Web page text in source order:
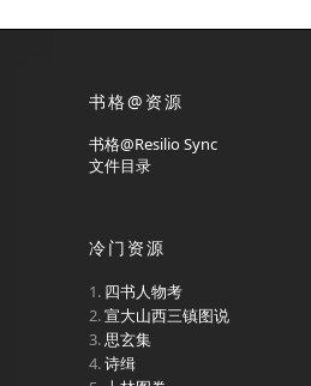
书格@资源
书格@Resilio Sync
文件目录
冷门资源
四书人物考
宣大山西三镇图说
思玄集
诗缉